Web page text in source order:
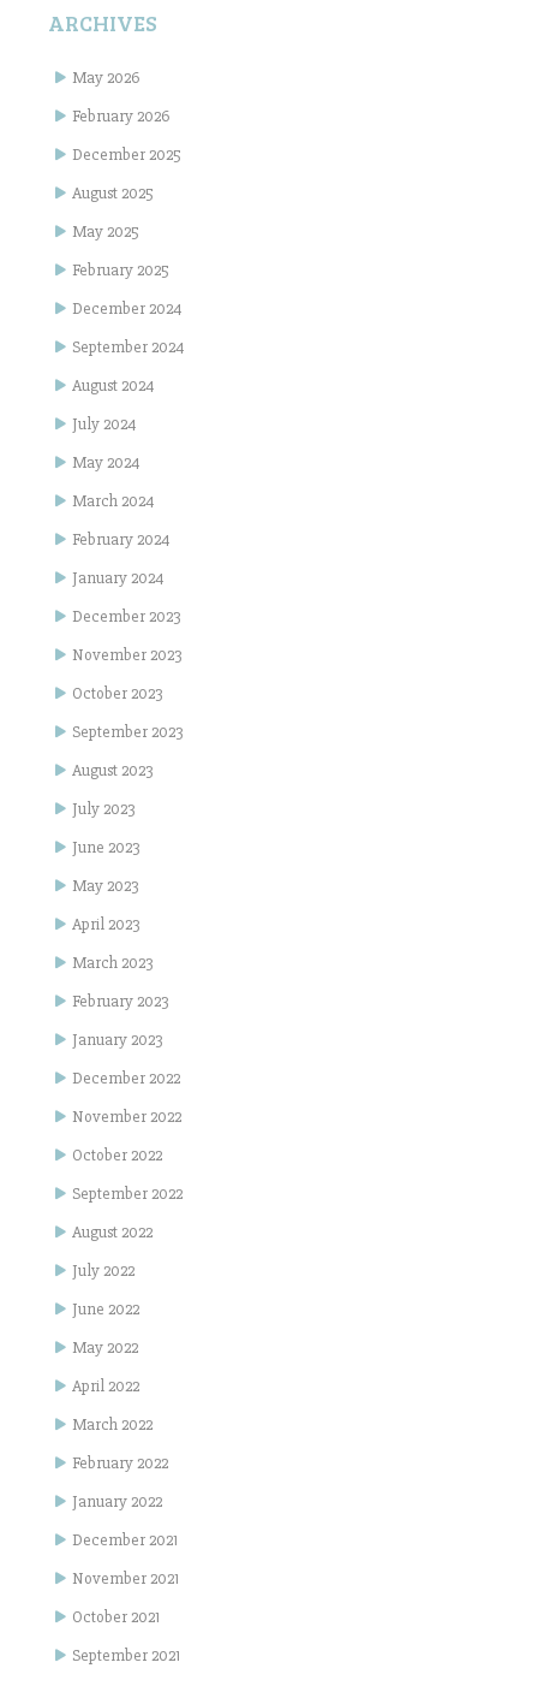
ARCHIVES
May 2026
February 2026
December 2025
August 2025
May 2025
February 2025
December 2024
September 2024
August 2024
July 2024
May 2024
March 2024
February 2024
January 2024
December 2023
November 2023
October 2023
September 2023
August 2023
July 2023
June 2023
May 2023
April 2023
March 2023
February 2023
January 2023
December 2022
November 2022
October 2022
September 2022
August 2022
July 2022
June 2022
May 2022
April 2022
March 2022
February 2022
January 2022
December 2021
November 2021
October 2021
September 2021